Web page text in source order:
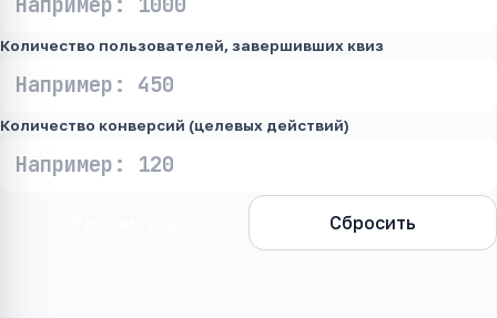
Количество пользователей, завершивших квиз
Количество конверсий (целевых действий)
Сбросить